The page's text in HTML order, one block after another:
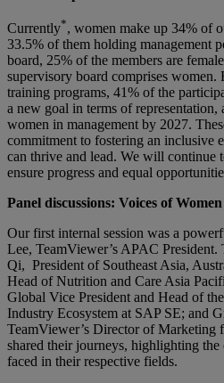
Currently*, women make up 34% of
33.5% of them holding management
board, 25% of the members are
supervisory board comprises women.
training programs, 41% of the
a new goal in terms of
women in management by 2027.
commitment to fostering an inclusive
can thrive and lead. We will continue
ensure progress and equal
Panel discussions: Voices of
Our first internal session was a
Lee, TeamViewer’s APAC
Qi, President of Southeast Asia,
Head of Nutrition and Care Asia
Global Vice President and Head of
Industry Ecosystem at SAP SE; and
TeamViewer’s Director of Marketing
shared their journeys, highlighting
faced in their respective fields.